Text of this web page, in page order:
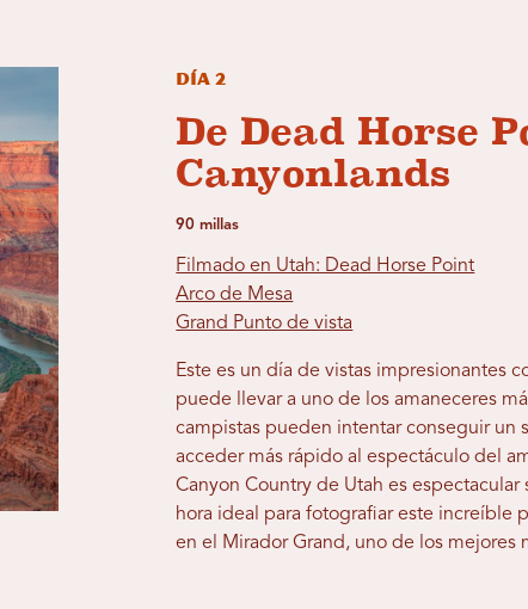
Día 2
De Dead Horse
Canyonlands
90 millas
Filmado en Utah: Dead Horse Point
Arco de Mesa
Grand Punto de vista
Este es un día de vistas impresionantes
puede llevar a uno de los amaneceres
campistas pueden intentar conseguir un
acceder más rápido al espectáculo del
Canyon Country de Utah es
hora ideal para fotografiar este increíble
en el Mirador Grand, uno de los mejores